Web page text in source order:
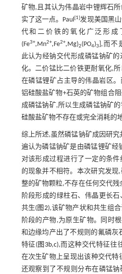
矿物,且其认为伟晶岩中锂辉石
实了这一点。Paul[1]发现美国黑
代和二价铁的氧化广泛形成
(Fe3+,Mn2+,Fe2+,Mg)2(PO4)3 ],而不
此认为经钠交代形成磷锰钠矿
化。二价锰比二价铁更耐氧化,
在磷锰锂矿占主导的伟晶岩区。
铝硅酸盐矿物+石英的矿物组合
成磷锰钠矿,所以生成磷锰钠矿
硅酸盐矿物不存在或完全消耗的地
综上所述,虽然磷锰钠矿成因研
遍认为磷锰钠矿是由磷锰锂矿经
对该形成过程进行了一定的条件
的现象并不相符。本次研究发
整的矿物颗粒,不存在任何交代
阶段形成的绿柱石、伟晶更长石
共生(图2),该矿物产状和共生组
阶段的产物,为原生矿物。同时
和边缘均产出了不规则的氟磷灰
特征(图3b,c),而这种交代特征往
在次生矿物上呈现出该种交代特
还观察到了不规则分布在磷锰